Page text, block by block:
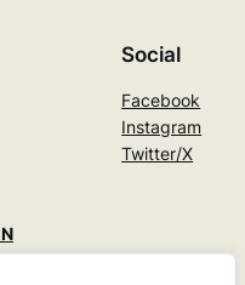
Social
Facebook
Instagram
Twitter/X